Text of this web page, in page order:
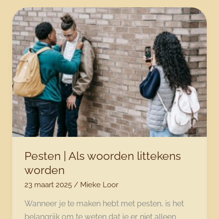
verbreken
Pesten | Als woorden littekens
worden
23 maart 2025 / Mieke Loor
Wanneer je te maken hebt met pesten, is het
belangrijk om te weten dat je er niet alleen